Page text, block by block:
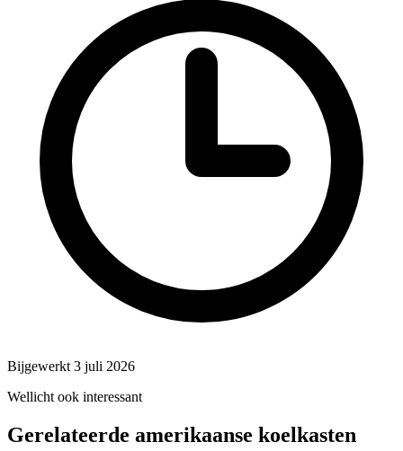
Bijgewerkt 3 juli 2026
Wellicht ook interessant
Gerelateerde amerikaanse koelkasten